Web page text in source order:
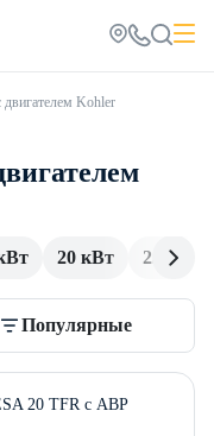
двигателем Kohler
20 кВт 25 кВт
Популярные
20 TFR с АВР